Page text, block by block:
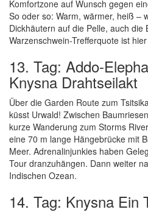
Komfortzone auf Wunsch gegen
So oder so: Warm, wärmer, heiß –
Dickhäutern auf die Pelle, auch die
Warzenschwein-Trefferquote ist
13. Tag: Addo-
Knysna Drahtseilakt
Über die Garden Route zum
küsst Urwald! Zwischen
kurze Wanderung zum Storms
eine 70 m lange Hängebrücke mit
Meer. Adrenalinjunkies haben
Tour dranzuhängen. Dann weiter
Indischen Ozean.
14. Tag: Knysna Ein